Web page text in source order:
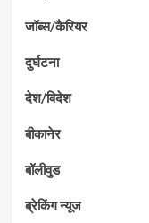
जॉब्स/कैरियर
दुर्घटना
देश/विदेश
बीकानेर
बॉलीवुड
ब्रेकिंग न्यूज